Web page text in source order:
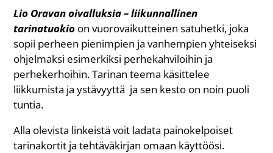
Lio Oravan oivalluksia – liikunnallinen
tarinatuokio on vuorovaikutteinen satuhetki, joka
sopii perheen pienimpien ja vanhempien yhteiseksi
ohjelmaksi esimerkiksi perhekahviloihin ja
perhekerhoihin. Tarinan teema käsittelee
liikkumista ja ystävyyttä ja sen kesto on noin puoli
tuntia.
Alla olevista linkeistä voit ladata painokelpoiset
tarinakortit ja tehtäväkirjan omaan käyttöösi.